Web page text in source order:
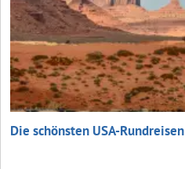
Die schönsten USA-Rundreisen